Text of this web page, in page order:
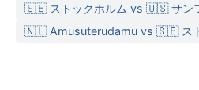
🇸🇪 ストックホルム vs 🇺🇸 サン
🇳🇱 Amusuterudamu vs 🇸🇪 スト